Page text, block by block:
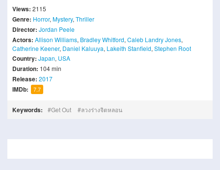
Views: 2115
Genre: Horror, Mystery, Thriller
Director: Jordan Peele
Actors: Allison Williams, Bradley Whitford, Caleb Landry Jones,
Catherine Keener, Daniel Kaluuya, Lakeith Stanfield, Stephen Root
Country: Japan, USA
Duration: 104 min
Release: 2017
IMDb: 7.7
Keywords: Get Out ลวงร่างจิตหลอน